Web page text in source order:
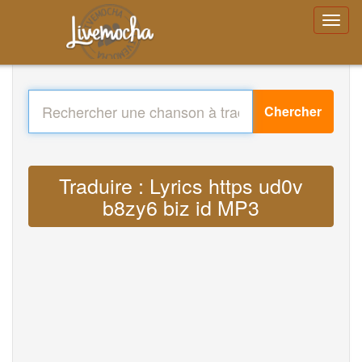
Chercher
Traduire : Lyrics https ud0v
b8zy6 biz id MP3